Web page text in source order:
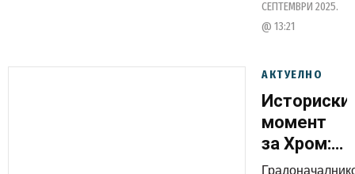
наш
фокус
СЕПТЕМВРИ 2025.
@ 13:21
АКТУЕЛНО
Историски
момент
за Хром:
Новата